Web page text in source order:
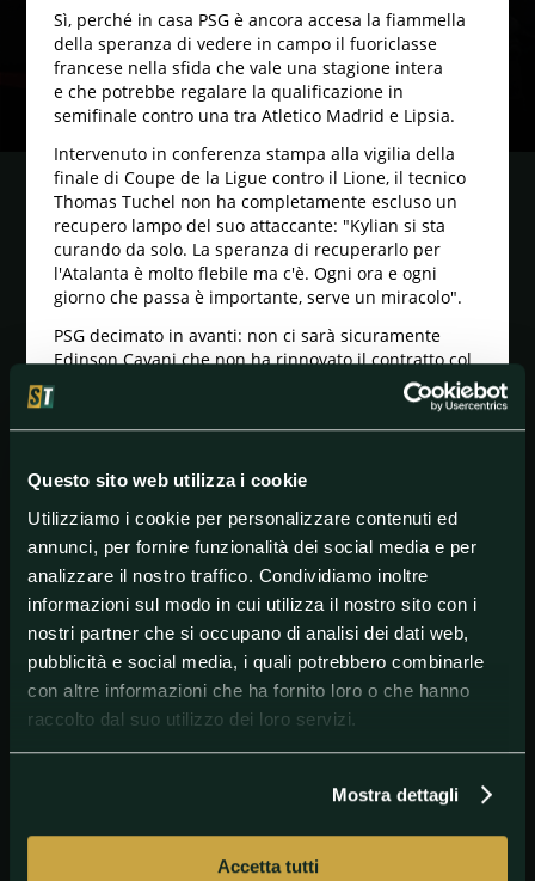
Questo sito web utilizza i cookie
Utilizziamo i cookie per personalizzare contenuti ed
annunci, per fornire funzionalità dei social media e per
analizzare il nostro traffico. Condividiamo inoltre
informazioni sul modo in cui utilizza il nostro sito con i
nostri partner che si occupano di analisi dei dati web,
pubblicità e social media, i quali potrebbero combinarle
con altre informazioni che ha fornito loro o che hanno
raccolto dal suo utilizzo dei loro servizi.
Mostra dettagli
Accetta tutti
Sì, perché in casa PSG è ancora accesa la fiammella
della speranza di vedere in campo il fuoriclasse
francese nella sfida che vale una stagione intera
e che potrebbe regalare la qualificazione in
semifinale contro una tra Atletico Madrid e Lipsia.
Intervenuto in conferenza stampa alla vigilia della
finale di Coupe de la Ligue contro il Lione, il tecnico
Thomas Tuchel non ha completamente escluso un
recupero lampo del suo attaccante: "Kylian si sta
curando da solo. La speranza di recuperarlo per
l'Atalanta è molto flebile ma c'è. Ogni ora e ogni
giorno che passa è importante, serve un miracolo".
PSG decimato in avanti: non ci sarà sicuramente
Edinson Cavani che non ha rinnovato il contratto col
club fino al 31 agosto.
avere a disposizione Mbappé ci penalizza ma
troveremo una soluzione".
Mbappé sta facendo di tutto per riuscire
nell'impresa di esserci il 12 agosto in Portogallo:
allenamenti in piscina anche di notte per vincere la
corsa contro il tempo e non perdersi la serata di gala
più importante.